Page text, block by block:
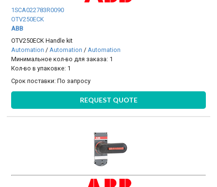
1SCA022783R0090
OTV250ECK
ABB
OTV250ECK Handle kit
Automation /Automation /Automation
Минимальное кол-во для заказа: 1
Кол-во в упаковке: 1
Срок поставки:По запросу
REQUEST QUOTE